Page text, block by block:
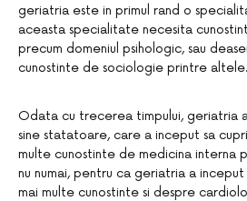
geriatria este in primul rand o
aceasta specialitate necesita
precum domeniul psihologic, sau
cunostinte de sociologie printre altele.
Odata cu trecerea timpului, geriatria
sine statatoare, care a inceput sa
multe cunostinte de medicina interna
nu numai, pentru ca geriatria a
mai multe cunostinte si despre